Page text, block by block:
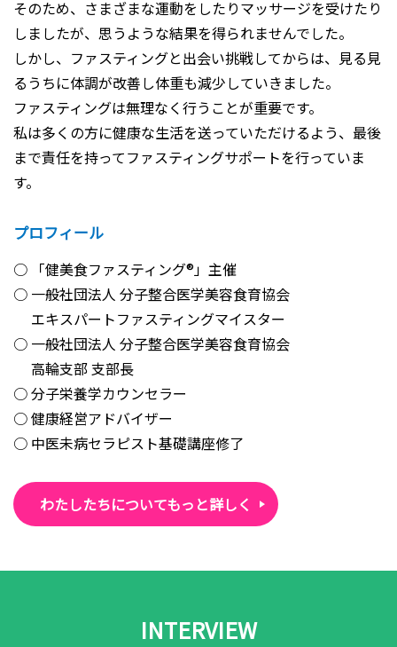
そのため、さまざまな運動をしたりマッサージを受けたり
しましたが、思うような結果を得られませんでした。
しかし、ファスティングと出会い挑戦してからは、見る見
るうちに体調が改善し体重も減少していきました。
ファスティングは無理なく行うことが重要です。
私は多くの方に健康な生活を送っていただけるよう、最後
まで責任を持ってファスティングサポートを行っていま
す。
プロフィール
「健美食ファスティング®」主催
一般社団法人 分子整合医学美容食育協会
エキスパートファスティングマイスター
一般社団法人 分子整合医学美容食育協会
高輪支部 支部長
分子栄養学カウンセラー
健康経営アドバイザー
中医未病セラピスト基礎講座修了
わたしたちについてもっと詳しく
INTERVIEW